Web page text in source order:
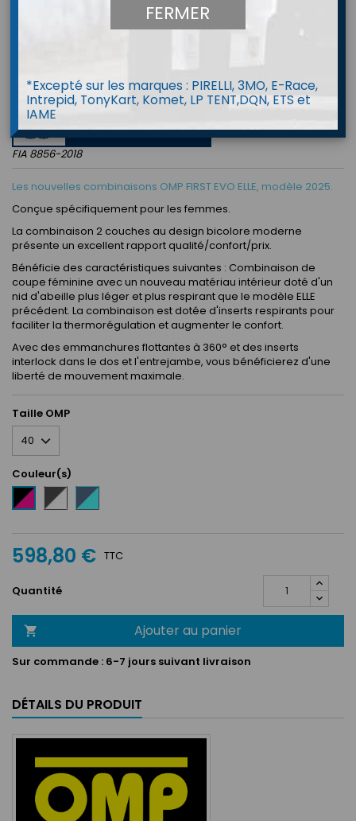
Combinaison FIRST EVO ELLE my2025
APPROVED
FIA 8856-2018
Les nouvelles combinaisons OMP FIRST EVO ELLE, modèle 2025.
Conçue spécifiquement pour les femmes.
La combinaison 2 couches au design bicolore moderne
présente un excellent rapport qualité/confort/prix.
Bénéficie des caractéristiques suivantes : Combinaison de
coupe féminine avec un nouveau matériau intérieur doté d'un
nid d'abeille plus léger et plus respirant que le modèle ELLE
précédent. La combinaison est dotée d'inserts respirants pour
faciliter la thermorégulation et augmenter le confort.
Avec des emmanchures flottantes à 360° et des inserts
interlock dans le dos et l'entrejambe, vous bénéficierez d'une
liberté de mouvement maximale.
Taille OMP
Couleur(s)
Noir
/
Noir
/
Bleu
marine
Tiffany
598,80 € TTC
Quantité
 Ajouter au panier
Sur commande : 6-7 jours suivant livraison
DÉTAILS DU PRODUIT
FERMER
*Excepté sur les marques : PIRELLI, 3MO, E-Race,
Intrepid, TonyKart, Komet, LP TENT,DQN, ETS et
IAME